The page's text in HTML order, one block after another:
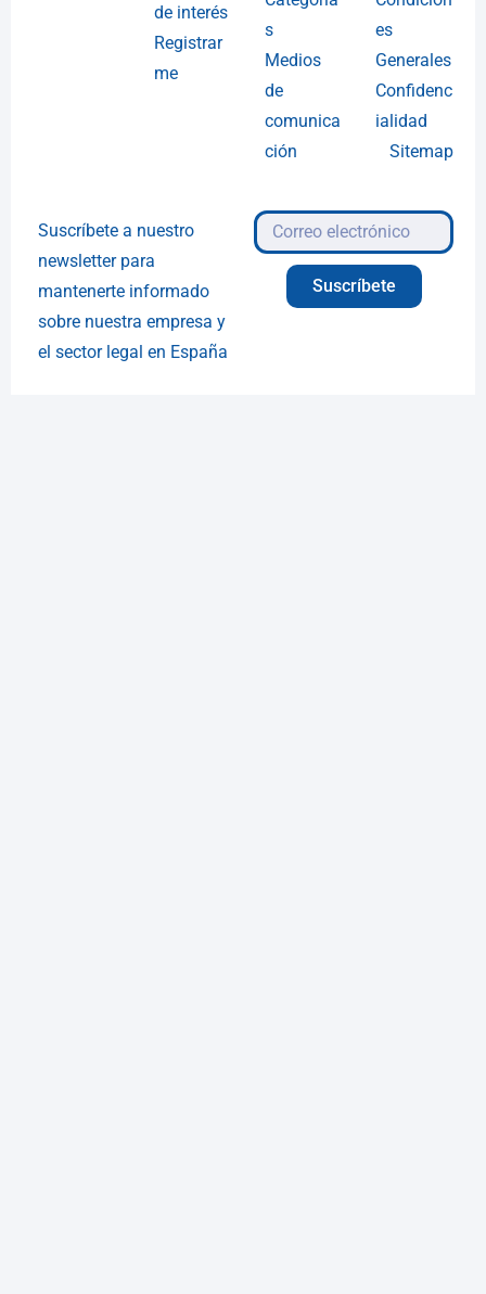
de interés
Registrar
me
s
Medios
de
comunica
ción
es
Generales
Confidenc
ialidad
Sitemap
Suscríbete a nuestro
newsletter para
mantenerte informado
sobre nuestra empresa y
el sector legal en España
Suscríbete